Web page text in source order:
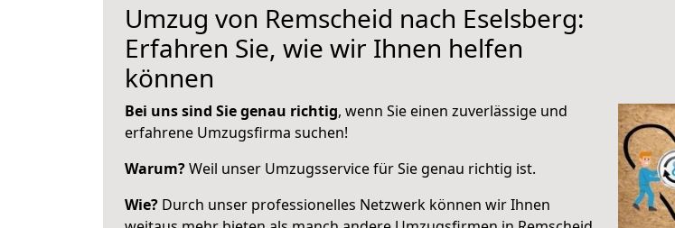
Umzug von Remscheid nach Eselsberg:
Erfahren Sie, wie wir Ihnen helfen
können
Bei uns sind Sie genau richtig, wenn Sie einen zuverlässige und
erfahrene Umzugsfirma suchen!
Warum?Weil unser Umzugsservice für Sie genau richtig ist.
Wie? Durch unser professionelles Netzwerk können wir Ihnen